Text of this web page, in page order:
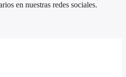
en nuestras redes sociales.